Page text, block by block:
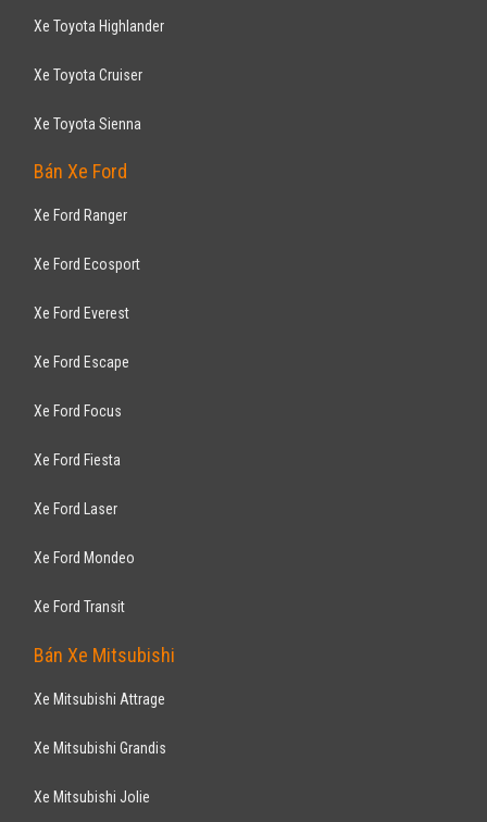
Xe Toyota Highlander
Xe Toyota Cruiser
Xe Toyota Sienna
Bán Xe Ford
Xe Ford Ranger
Xe Ford Ecosport
Xe Ford Everest
Xe Ford Escape
Xe Ford Focus
Xe Ford Fiesta
Xe Ford Laser
Xe Ford Mondeo
Xe Ford Transit
Bán Xe Mitsubishi
Xe Mitsubishi Attrage
Xe Mitsubishi Grandis
Xe Mitsubishi Jolie